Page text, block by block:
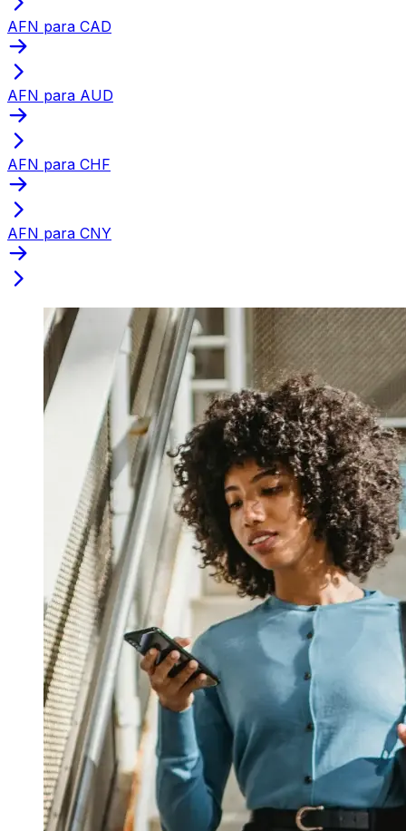
AFN para CAD
AFN para AUD
AFN para CHF
AFN para CNY